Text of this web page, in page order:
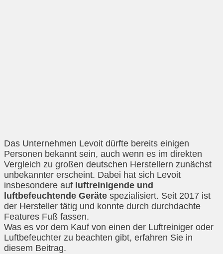
Das Unternehmen Levoit dürfte bereits einigen
Personen bekannt sein, auch wenn es im direkten
Vergleich zu großen deutschen Herstellern zunächst
unbekannter erscheint. Dabei hat sich Levoit
insbesondere auf luftreinigende und
luftbefeuchtende Geräte spezialisiert. Seit 2017 ist
der Hersteller tätig und konnte durch durchdachte
Features Fuß fassen.
Was es vor dem Kauf von einen der Luftreiniger oder
Luftbefeuchter zu beachten gibt, erfahren Sie in
diesem Beitrag.